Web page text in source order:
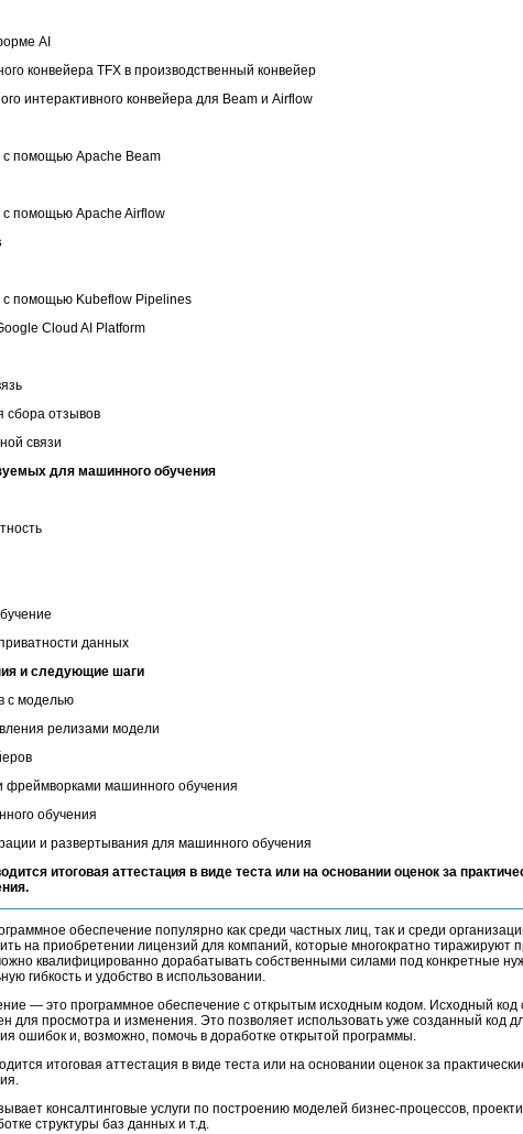
AI
конвейера TFX в производственный конвейер
интерактивного конвейера для Beam и Airflow
с помощью Apache Beam
с помощью Apache Airflow
с помощью Kubeflow Pipelines
Cloud AI Platform
сбора отзывов
связи
для машинного обучения
данных
и следующие шаги
с моделью
релизами модели
фреймворками машинного обучения
обучения
и развертывания для машинного обучения
итоговая аттестация в виде теста или на основании оценок за
обеспечение популярно как среди частных лиц, так и среди
на приобретении лицензий для компаний, которые многократно тиражируют
квалифицированно дорабатывать собственными силами под конкретные
гибкость и удобство в использовании.
— это программное обеспечение с открытым исходным кодом. Исходный код
для просмотра и изменения. Это позволяет использовать уже созданный код
ошибок и, возможно, помочь в доработке открытой программы.
итоговая аттестация в виде теста или на основании оценок за
консалтинговые услуги по построению моделей бизнес-процессов,
структуры баз данных и т.д.